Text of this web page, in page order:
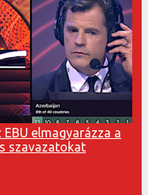
elmagyarázza a
szavazatokat